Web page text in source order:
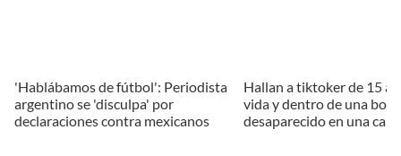
'Hablábamos de fútbol': Periodista
argentino se 'disculpa' por
declaraciones contra mexicanos
Hallan a tiktoker de 15
vida y dentro de una
desaparecido en una